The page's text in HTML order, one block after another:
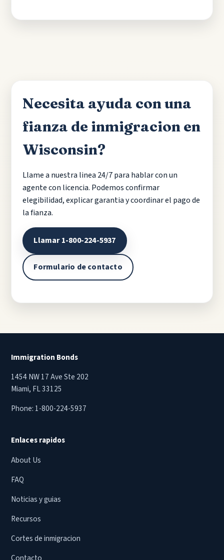
Necesita ayuda con una
fianza de inmigracion en
Wisconsin?
Llame a nuestra linea 24/7 para hablar con un
agente con licencia. Podemos confirmar
elegibilidad, explicar garantia y coordinar el pago de
la fianza.
Llamar 1-800-224-5937
Formulario de contacto
Immigration Bonds
1454 NW 17 Ave Ste 202
Miami, FL 33125
Phone: 1-800-224-5937
Enlaces rapidos
About Us
FAQ
Noticias y guias
Recursos
Cortes de inmigracion